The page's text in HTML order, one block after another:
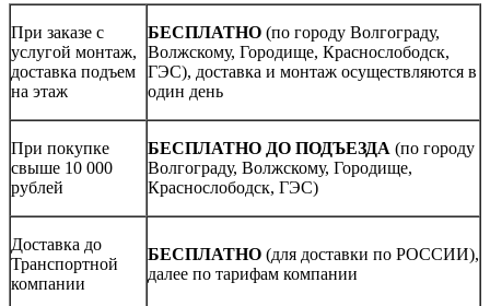
При заказе с
услугой монтаж,
доставка подъем
на этаж
БЕСПЛАТНО (по городу Волгограду,
Волжскому, Городище, Краснослободск,
ГЭС), доставка и монтаж осуществляются в
один день
При покупке
свыше 10 000
рублей
БЕСПЛАТНО ДО ПОДЪЕЗДА (по городу
Волгограду, Волжскому, Городище,
Краснослободск, ГЭС)
Доставка до
Транспортной
компании
БЕСПЛАТНО (для доставки по РОССИИ),
далее по тарифам компании